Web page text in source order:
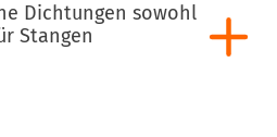
Dichtungen sowohl
Stangen